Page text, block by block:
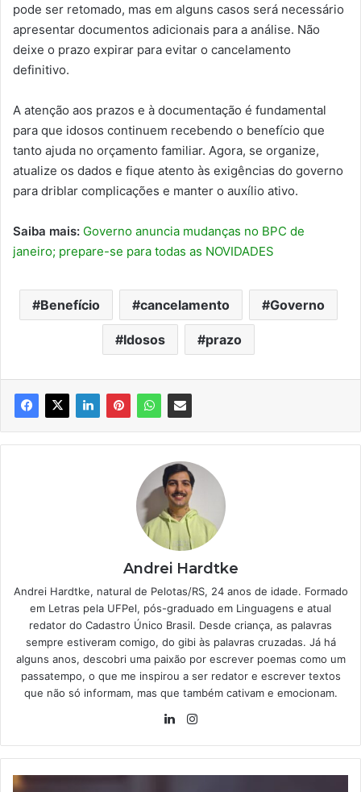
pode ser retomado, mas em alguns casos será necessário
apresentar documentos adicionais para a análise. Não
deixe o prazo expirar para evitar o cancelamento
definitivo.
A atenção aos prazos e à documentação é fundamental
para que idosos continuem recebendo o benefício que
tanto ajuda no orçamento familiar. Agora, se organize,
atualize os dados e fique atento às exigências do governo
para driblar complicações e manter o auxílio ativo.
Saiba mais: Governo anuncia mudanças no BPC de
janeiro; prepare-se para todas as NOVIDADES
Benefício cancelamento Governo
Idosos prazo
Andrei Hardtke
Andrei Hardtke, natural de Pelotas/RS, 24 anos de idade. Formado
em Letras pela UFPel, pós-graduado em Linguagens e atual
redator do Cadastro Único Brasil. Desde criança, as palavras
sempre estiveram comigo, do gibi às palavras cruzadas. Já há
alguns anos, descobri uma paixão por escrever poemas como um
passatempo, o que me inspirou a ser redator e escrever textos
que não só informam, mas que também cativam e emocionam.
Linkedin
Governo